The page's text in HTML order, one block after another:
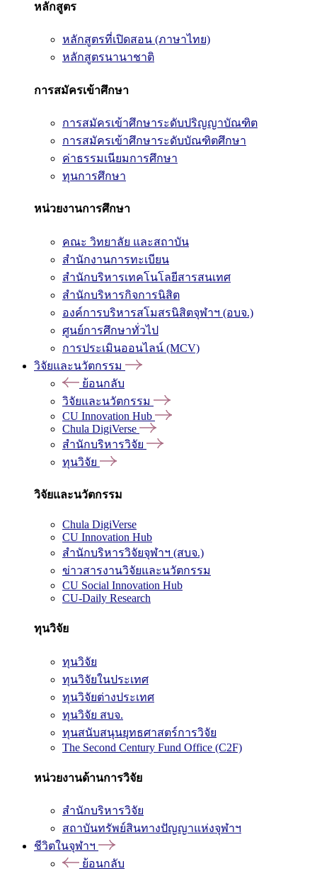
หลักสูตร
หลักสูตรที่เปิดสอน (ภาษาไทย)
หลักสูตรนานาชาติ
การสมัครเข้าศึกษา
การสมัครเข้าศึกษาระดับปริญญาบัณฑิต
การสมัครเข้าศึกษาระดับบัณฑิตศึกษา
ค่าธรรมเนียมการศึกษา
ทุนการศึกษา
หน่วยงานการศึกษา
คณะ วิทยาลัย และสถาบัน
สำนักงานการทะเบียน
สำนักบริหารเทคโนโลยีสารสนเทศ
สำนักบริหารกิจการนิสิต
องค์การบริหารสโมสรนิสิตจุฬาฯ (อบจ.)
ศูนย์การศึกษาทั่วไป
การประเมินออนไลน์ (MCV)
วิจัยและนวัตกรรม
ย้อนกลับ
วิจัยและนวัตกรรม
CU Innovation Hub
Chula DigiVerse
สำนักบริหารวิจัย
ทุนวิจัย
วิจัยและนวัตกรรม
Chula DigiVerse
CU Innovation Hub
สำนักบริหารวิจัยจุฬาฯ (สบจ.)
ข่าวสารงานวิจัยและนวัตกรรม
CU Social Innovation Hub
CU-Daily Research
ทุนวิจัย
ทุนวิจัย
ทุนวิจัยในประเทศ
ทุนวิจัยต่างประเทศ
ทุนวิจัย สบจ.
ทุนสนับสนุนยุทธศาสตร์การวิจัย
The Second Century Fund Office (C2F)
หน่วยงานด้านการวิจัย
สำนักบริหารวิจัย
สถาบันทรัพย์สินทางปัญญาแห่งจุฬาฯ
ชีวิตในจุฬาฯ
ย้อนกลับ